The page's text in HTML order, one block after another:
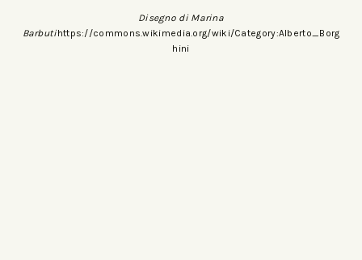
Disegno di Marina
Barbutihttps://commons.wikimedia.org/wiki/Category:Alberto_Borg
hini